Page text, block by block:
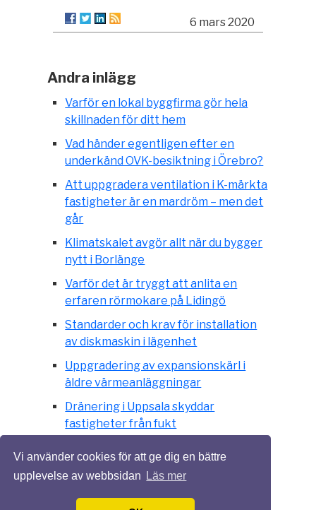
Vi använder cookies för att ge dig en bättre
upplevelse av webbsidan
Läs mer
6 mars 2020
Andra inlägg
Varför en lokal byggfirma gör hela
skillnaden för ditt hem
Vad händer egentligen efter en
underkänd OVK-besiktning i Örebro?
Att uppgradera ventilation i K-märkta
fastigheter är en mardröm – men det
går
Klimatskalet avgör allt när du bygger
nytt i Borlänge
Varför det är tryggt att anlita en
erfaren rörmokare på Lidingö
Standarder och krav för installation
av diskmaskin i lägenhet
Uppgradering av expansionskärl i
äldre värmeanläggningar
Dränering i Uppsala skyddar
fastigheter från fukt
energieffektivitet och hållbarhet